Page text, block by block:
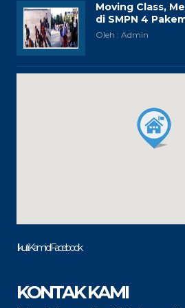
Moving Class,
di SMPN 4
Oleh : Admin
Ikuti Kami di Facebook
KONTAK KAMI